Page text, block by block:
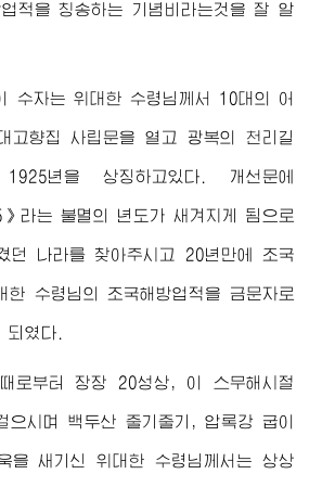
적을 칭송하는 기념비라는것을 잘 알
수자는 위대한 수령님께서 10대의 어
고향집 사립문을 열고 광복의 천리길
년을 상징하고있다. 개선문에
라는 불멸의 년도가 새겨지게 됨으로
던 나라를 찾아주시고 20년만에 조국
한 수령님 의 조국해방업적을 금문자로
였다.
로부터 장장 20성상, 이 스무해시절
으시며 백두산 줄기줄기, 압록강 굽이
을 새기신위대한 수령님께서는 상상